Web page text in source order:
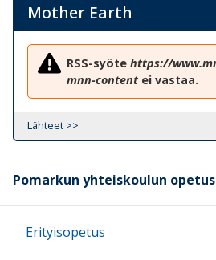
Mother Earth
RSS-syöte https://
mnn-content ei vastaa.
Lähteet >>
Pomarkun yhteiskoulun
Erityisopetus